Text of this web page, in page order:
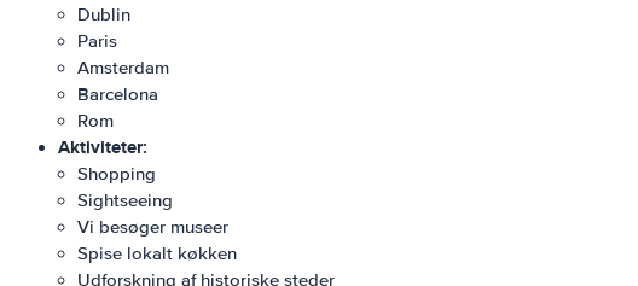
Dublin
Paris
Amsterdam
Barcelona
Rom
Aktiviteter:
Shopping
Sightseeing
Vi besøger museer
Spise lokalt køkken
Udforskning af historiske steder